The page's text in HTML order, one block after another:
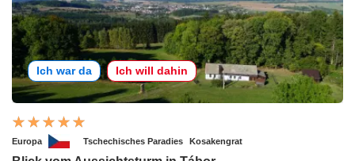
Ich war da Ich will dahin
Europa Tschechisches Paradies Kosakengrat